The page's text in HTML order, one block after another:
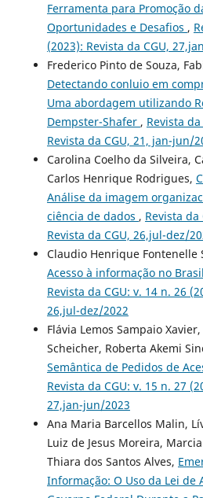
Ferramenta para Promoção
Oportunidades e Desafios ,
(2023): Revista da CGU,
Frederico Pinto de Souza,
Detectando conluio em
Uma abordagem utilizando
Dempster-Shafer , Revista
Revista da CGU, 21, jan-jun/
Carolina Coelho da Silveira,
Carlos Henrique Rodrigues,
Análise da imagem
ciência de dados , Revista da
Revista da CGU, 26,jul-dez/
Claudio Henrique Fontenelle
Acesso à informação no
Revista da CGU: v. 14 n. 26
26,jul-dez/2022
Flávia Lemos Sampaio
Scheicher, Roberta Akemi
Semântica de Pedidos de
Revista da CGU: v. 15 n. 27
27,jan-jun/2023
Ana Maria Barcellos Malin,
Luiz de Jesus Moreira,
Thiara dos Santos Alves,
Informação: O Uso da Lei de